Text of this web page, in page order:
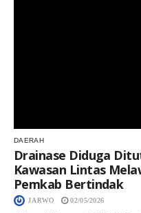
DAERAH
Drainase Diduga
Kawasan Lintas
Pemkab Bertindak
JARWO 02/05/2026